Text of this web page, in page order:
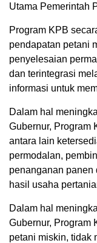
Utama Pemerintah
Program KPB
pendapatan petani
penyelesaian
dan terintegrasi
informasi untuk
Dalam hal
Gubernur, Program
antara lain
permodalan,
penanganan panen
hasil usaha
Dalam hal
Gubernur, Program
petani miskin, tidak